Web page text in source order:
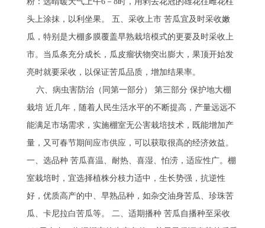
头上涂抹，以利坐果。 五、采收上市 苦瓜宜及时采收嫩
瓜，特别是大棚多膜覆盖早熟栽培模式的更要及时采收上
市。当瓜条充分成长，瓜皮瘤状物突出膨大，果顶开始发
亮时就要采收，以保证苦瓜品质，增加结果率。
六、病虫害防治（同第一部分） 第三部分 保护地大棚
栽培 近几年，随着人民生活水平的不断提高，产量远远不
能满足市场需求，实施棚室无公害栽培技术，既能增加产
量，又可春节期间应市供应，可以获取很高的经济效益。
一、选品种 苦瓜喜温、耐热、喜湿、怕涝，适应性广。棚
室栽培时，宜选择植株分枝力适中，生长势强，抗逆性
好，优质高产的中、早熟品种，如杂交油身苦瓜、珍珠苦
瓜、卡尼拉白苦瓜等。 二、适期播种 苦瓜自播种至采收